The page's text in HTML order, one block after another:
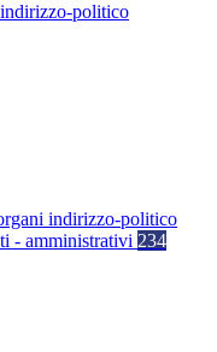
politico
indirizzo-politico
- amministrativi 234